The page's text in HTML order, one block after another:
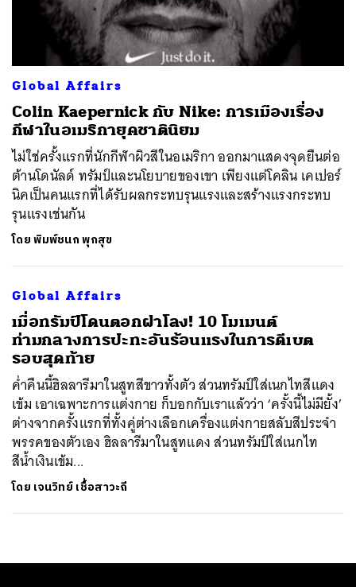
Global Affairs
Colin Kaepernick กับ Nike: การเมืองเรื่อง
กีฬาในอเมริกายุคชาตินิยม
ไม่ใช่ครั้งแรกที่นักกีฬาผิวสีในอเมริกา ออกมาแสดงจุดยืนต่อ
ต้านโดนัลด์ ทรัมป์และนโยบายของเขา เพียงแต่โคลิน เคเปอร์
นิคเป็นคนแรกที่ได้รับผลกระทบรุนแรงและสร้างแรงกระทบ
รุนแรงเช่นกัน
โดยพิมพ์ชนก พุกสุข
Global Affairs
เมื่อทรัมป์โดนตอกฝาโลง! 10 โมเมนต์
ท่ามกลางการปะทะอันร้อนแรงในการดีเบต
รอบสุดท้าย
ค่ำคืนนี้ฮิลลารีมาในสูทสีขาวทั้งตัว ส่วนทรัมป์ใส่เนกไทสีแดง
เข้ม เอาเฉพาะการแต่งกาย ก็บอกกับเราแล้วว่า ‘ครั้งนี้ไม่มียั้ง’
ต่างจากครั้งแรกที่ทั้งคู่ต่างเลือกเครื่องแต่งกายสลับสีประจำ
พรรคของตัวเอง ฮิลลารีมาในสูทแดง ส่วนทรัมป์ใส่เนกไท
สีน้ำเงินเข้ม...
โดย เจนวิทย์ เชื้อสาวะถี